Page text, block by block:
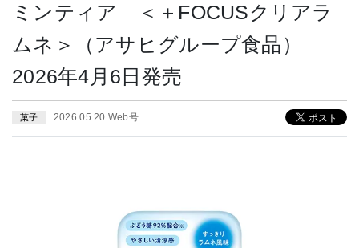
ミンティア ＜＋FOCUSクリアラ
ムネ＞（アサヒグループ食品）
2026年4月6日発売
菓子 2026.05.20 Web号